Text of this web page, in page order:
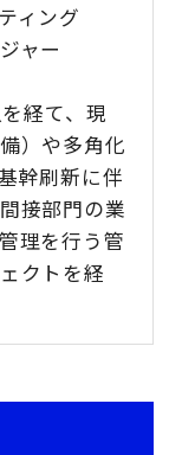
ィング
ャー
経て、現
）や多角化
幹刷新に伴
接部門の業
理を行う管
クトを経